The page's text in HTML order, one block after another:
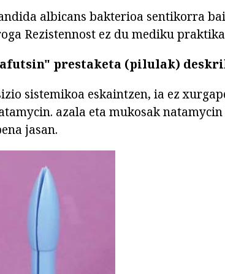
albicans bakterioa sentikorra
Rezistennost ez du mediku
prestaketa (pilulak)
sistemikoa eskaintzen, ia ez
azala eta mukosak
jasan.